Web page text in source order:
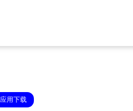
应用下载